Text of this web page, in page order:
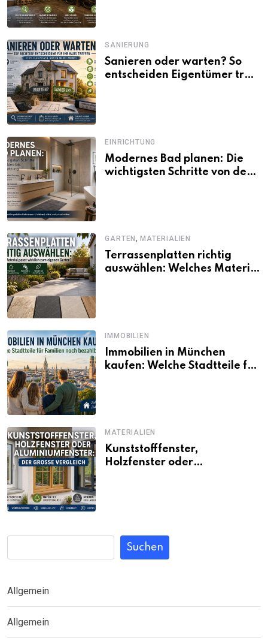
SANIERUNG
Sanieren oder warten? So
entscheiden Eigentümer trotz
EINRICHTUNG
Modernes Bad planen: Die
wichtigsten Schritte von der
GARTEN,MATERIALIEN
Terrassenplatten richtig
auswählen: Welches Material
IMMOBILIEN
Immobilien in München
kaufen: Welche Stadtteile für
MATERIALIEN
Kunststofffenster,
Holzfenster oder
Suchen
Allgemein
Allgemein